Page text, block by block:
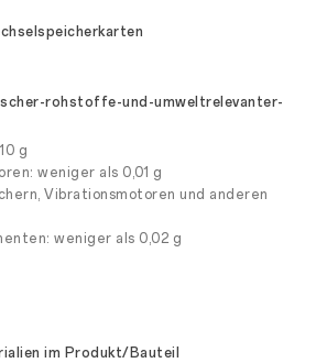
rohstoffe-und-umweltrelevanter-
g
weniger als 0,01 g
Vibrationsmotoren und anderen
weniger als 0,02 g
im Produkt/Bauteil